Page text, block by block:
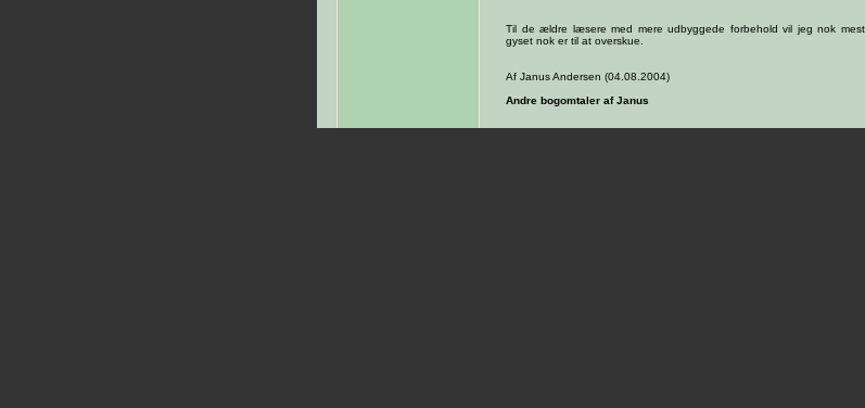
Til de ældre læsere med mere udbyggede forbehold vil jeg nok
gyset nok er til at overskue.
Af Janus Andersen (04.08.2004)
Andre bogomtaler af Janus